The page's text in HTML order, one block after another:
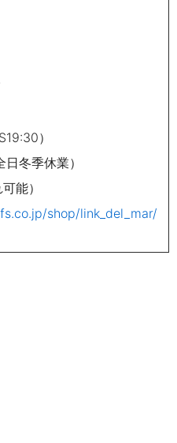
）
冬季休業）
能）
shop/link_del_mar/